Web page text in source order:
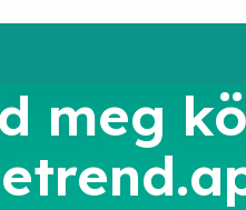
meg